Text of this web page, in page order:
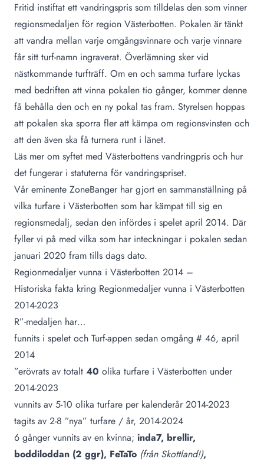
Fritid instiftat ett vandringspris som tilldelas den som vinner
regionsmedaljen för region Västerbotten. Pokalen är tänkt
att vandra mellan varje omgångsvinnare och varje vinnare
får sitt turf-namn ingraverat. Överlämning sker vid
nästkommande turfträff. Om en och samma turfare lyckas
med bedriften att vinna pokalen tio gånger, kommer denne
få behålla den och en ny pokal tas fram. Styrelsen hoppas
att pokalen ska sporra fler att kämpa om regionsvinsten och
att den även ska få turnera runt i länet.
Läs mer om syftet med Västerbottens vandringpris och hur
det fungerar i statuterna för vandringspriset.
Vår eminente ZoneBanger har gjort en sammanställning på
vilka turfare i Västerbotten som har kämpat till sig en
regionsmedalj, sedan den infördes i spelet april 2014. Där
fyller vi på med vilka som har inteckningar i pokalen sedan
januari 2020 fram tills dags dato.
Regionmedaljer vunna i Västerbotten 2014 –
Historiska fakta kring Regionmedaljer vunna i Västerbotten
2014-2023
R”-medaljen har…
funnits i spelet och Turf-appen sedan omgång # 46, april
2014
”erövrats av totalt 40 olika turfare i Västerbotten under
2014-2023
vunnits av 5-10 olika turfare per kalenderår 2014-2023
tagits av 2-8 ”nya” turfare / år, 2014-2024
6 gånger vunnits av en kvinna; inda7, brellir,
boddiloddan (2 ggr), FeTaTo (från Skottland!),